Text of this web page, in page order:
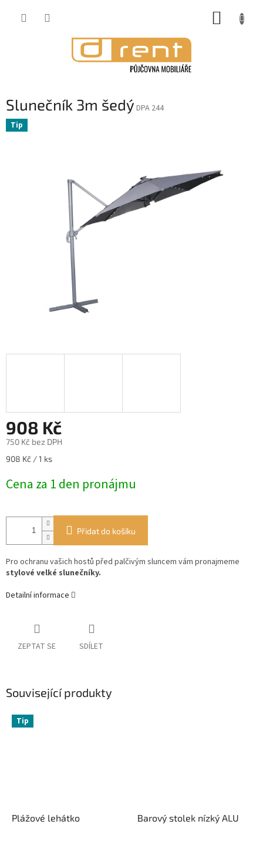
Slunečník 3m šedý DPA 244
Tip
908 Kč
750 Kč bez DPH
Měrná
908 Kč / 1 ks
Cena za 1 den pronájmu
Přidat do košíku
Pro ochranu vašich hostů před palčivým sluncem vám pronajmeme
stylové velké slunečníky.
Detailní informace
ZEPTAT SE SDÍLET
Související produkty
Tip
Plážové lehátko Barový stolek nízký ALU